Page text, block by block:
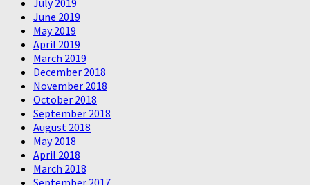
June 2019
May 2019
April 2019
March 2019
December 2018
November 2018
October 2018
September 2018
August 2018
May 2018
April 2018
March 2018
September 2017